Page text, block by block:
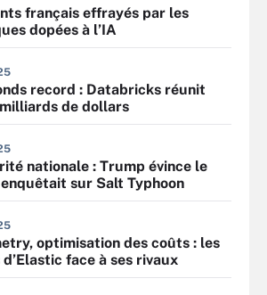
français effrayés par les
dopées à l’IA
record : Databricks réunit
de dollars
nationale : Trump évince le
sur Salt Typhoon
optimisation des coûts : les
face à ses rivaux